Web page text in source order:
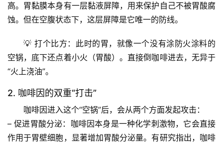
高。胃黏膜本身有一层黏液屏障，用来保护自己不被胃酸腐
蚀。但在空腹状态下，这层屏障是它唯一的防线。
💡 打个比方 ：此时的胃，就像一个没有涂防火涂料的
空锅，底下还点着小火（胃酸）。直接倒咖啡进去，无异于
“火上浇油”。
2. 咖啡因的双重“打击”
咖啡因进入这个“空锅”后，会从两个方面发起攻击：
– 促进胃酸分泌：咖啡因本身是一种化学刺激物，它会直接
作用于胃壁细胞， 显著增加胃酸分泌量。有研究指出，咖啡